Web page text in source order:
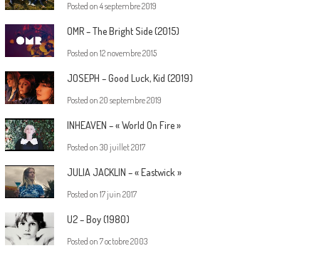
Posted on 4 septembre 2019
OMR – The Bright Side (2015)
Posted on 12 novembre 2015
JOSEPH – Good Luck, Kid (2019)
Posted on 20 septembre 2019
INHEAVEN – « World On Fire »
Posted on 30 juillet 2017
JULIA JACKLIN – « Eastwick »
Posted on 17 juin 2017
U2 – Boy (1980)
Posted on 7 octobre 2003